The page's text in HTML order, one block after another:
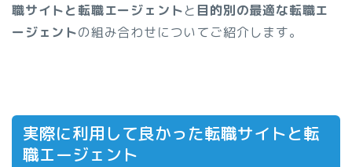
職サイトと転職エージェントと 目的別の最適な転職エ
ージェントの組み合わせについてご紹介します。
実際に利用して良かった転職サイトと転
職エージェント